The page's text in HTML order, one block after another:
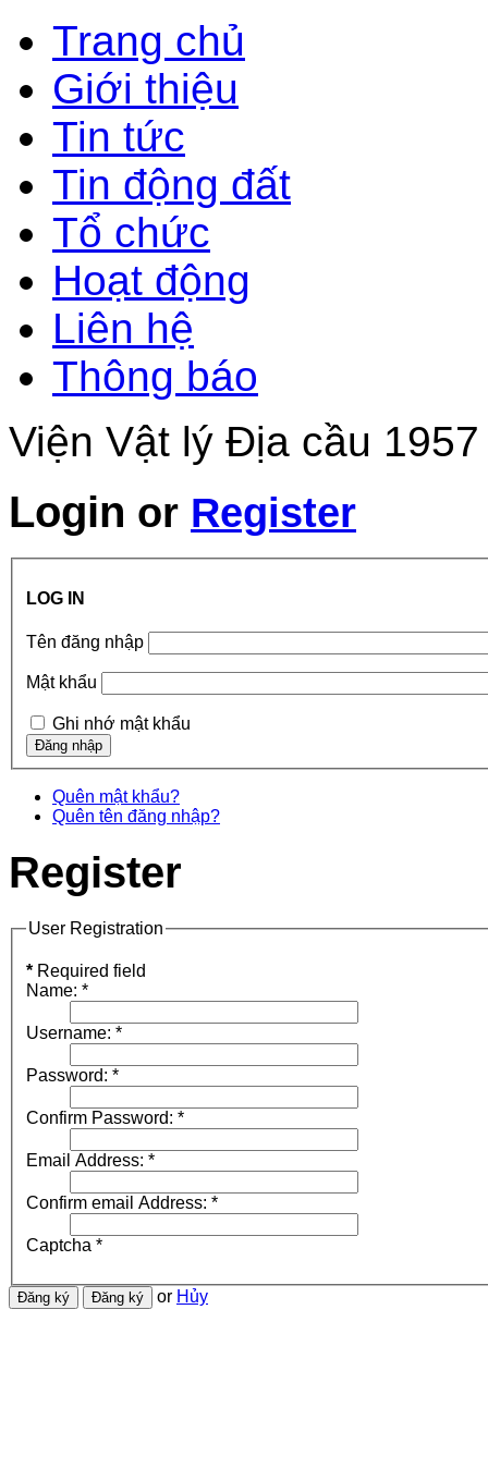
Trang chủ
Giới thiệu
Tin tức
Tin động đất
Tổ chức
Hoạt động
Liên hệ
Thông báo
Viện Vật lý Địa cầu
Login or Register
LOG IN
Tên đăng nhập
Mật khẩu
Ghi nhớ mật khẩu
Quên mật khẩu?
Quên tên đăng nhập?
Register
User Registration
* Required field
Name: *
Username: *
Password: *
Confirm Password: *
Email Address: *
Confirm email Address: *
Captcha *
or Hủy